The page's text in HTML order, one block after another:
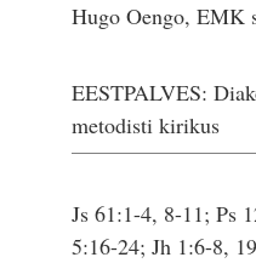
Hugo Oengo, EMK
EESTPALVES:
metodisti kirikus
Js 61:1-4, 8-11; Ps
5:16-24; Jh 1:6-8,